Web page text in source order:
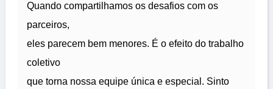
Quando compartilhamos os desafios com os
parceiros,
eles parecem bem menores. É o efeito do trabalho
coletivo
que torna nossa equipe única e especial. Sinto